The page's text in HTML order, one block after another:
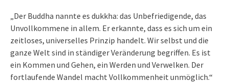
„Der Buddha nannte es dukkha: das Unbefriedigende, das
Unvollkommene in allem. Er erkannte, dass es sich um ein
zeitloses, universelles Prinzip handelt. Wir selbst und die
ganze Welt sind in ständiger Veränderung begriffen. Es ist
ein Kommen und Gehen, ein Werden und Verwelken. Der
fortlaufende Wandel macht Vollkommenheit unmöglich.“